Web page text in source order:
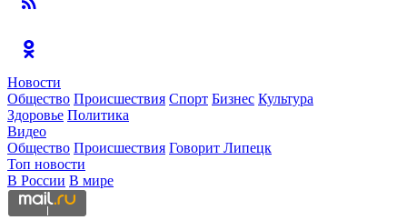
Новости
Общество Происшествия Спорт Бизнес Культура
Здоровье Политика
Видео
Общество Происшествия Говорит Липецк
Топ новости
В России В мире